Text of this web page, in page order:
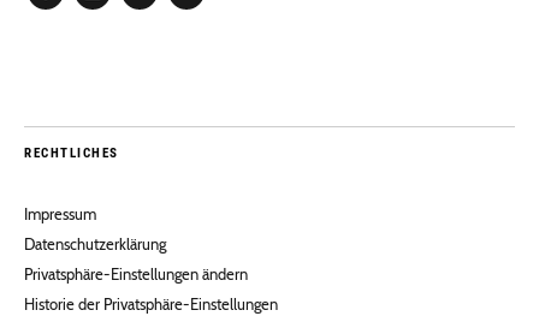
RECHTLICHES
Impressum
Datenschutzerklärung
Privatsphäre-Einstellungen ändern
Historie der Privatsphäre-Einstellungen